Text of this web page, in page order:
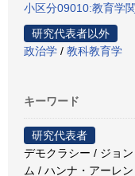
小区分09010:教育学
研究代表者以外
政治学 / 教科教育学
キーワード
研究代表者
デモクラシー / ジョ
ム / ハンナ・アーレ